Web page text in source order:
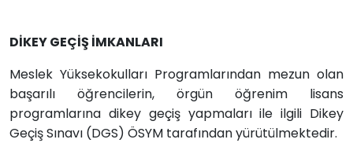
DİKEY GEÇİŞ İMKANLARI
Meslek Yüksekokulları Programlarından mezun olan
başarılı öğrencilerin, örgün öğrenim lisans
programlarına dikey geçiş yapmaları ile ilgili Dikey
Geçiş Sınavı (DGS) ÖSYM tarafından yürütülmektedir.